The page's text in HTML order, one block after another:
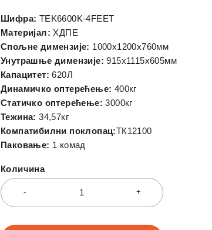
Шифра: TEK6600K-4FEET
Материјал: ХДПЕ
Спољне димензије: 1000x1200x760мм
Унутрашње димензије: 915x1115x605мм
Капацитет: 620Л
Динамичко оптерећење: 400кг
Статичко оптерећење: 3000кг
Тежина: 34,57кг
Компатибилни поклопац:ТК12100
Паковање: 1 комад
Количина